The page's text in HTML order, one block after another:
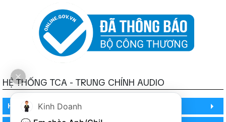
HỆ THỐNG TCA - TRUNG CHÍNH AUDIO
HỒ CHÍ MINHKinh Doanh